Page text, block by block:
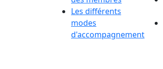
Les différents
modes
d'accompagnement